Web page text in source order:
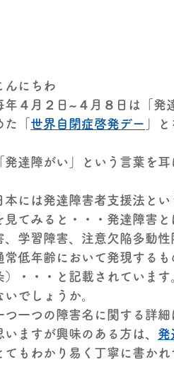
んにちわ
年４月２日~４月８日は「発
た「 世界自閉症啓発デー 」
発達障がい」という言葉を
本には発達障害者支援法と
見てみると・・・発達障害
、学習障害、注意欠陥多動
常低年齢において発現する
）・・・と記載されていま
いでしょうか。
つ一つの障害名に関する詳
いますが興味のある方は、 発
てもわかり易く丁寧に書かれ